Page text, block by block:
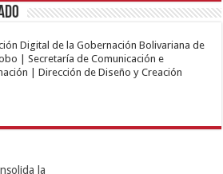
Digital de la Gobernación Bolivariana de
| Secretaría de Comunicación e
| Dirección de Diseño y Creación
la